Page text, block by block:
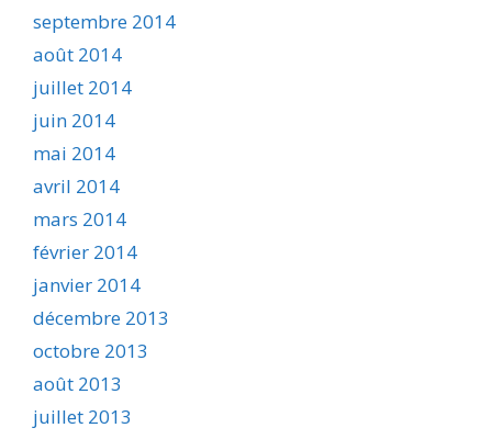
septembre 2014
août 2014
juillet 2014
juin 2014
mai 2014
avril 2014
mars 2014
février 2014
janvier 2014
décembre 2013
octobre 2013
août 2013
juillet 2013